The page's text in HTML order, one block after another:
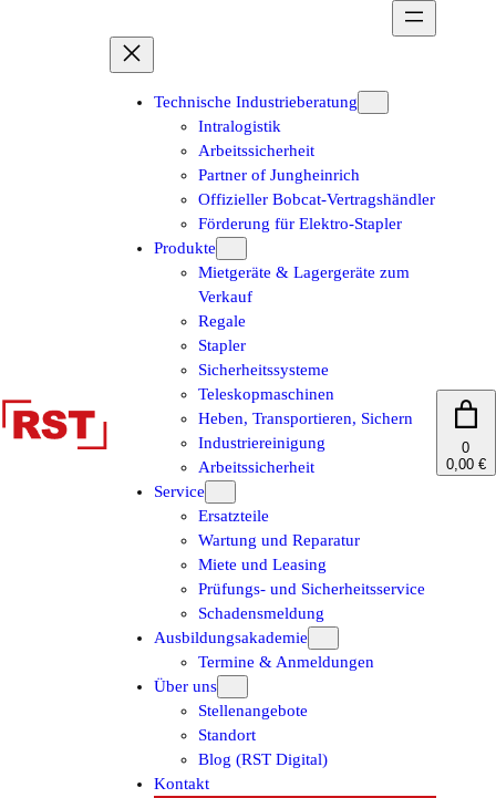
Technische Industrieberatung
Intralogistik
Arbeitssicherheit
Partner of Jungheinrich
Offizieller Bobcat-Vertragshändler
Förderung für Elektro-Stapler
Produkte
Mietgeräte & Lagergeräte zum
Verkauf
Regale
Stapler
Sicherheitssysteme
Teleskopmaschinen
Heben, Transportieren, Sichern
Industriereinigung
Arbeitssicherheit
Service
Ersatzteile
Wartung und Reparatur
Miete und Leasing
Prüfungs- und Sicherheitsservice
Schadensmeldung
Ausbildungsakademie
Termine & Anmeldungen
Über uns
Stellenangebote
Standort
Blog (RST Digital)
Kontakt
0
0,00 €